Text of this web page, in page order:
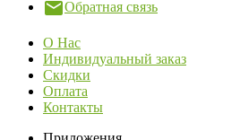
Обратная связь
О Нас
Индивидуальный заказ
Скидки
Оплата
Контакты